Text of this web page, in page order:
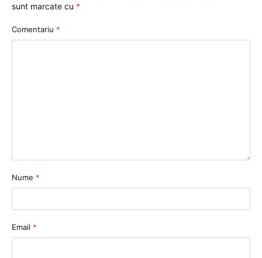
sunt marcate cu *
Comentariu *
Nume *
Email *